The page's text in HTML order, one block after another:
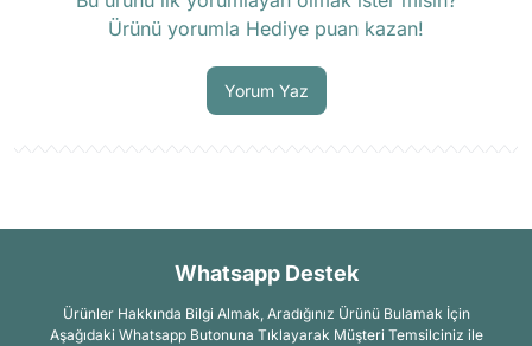
Ürünü yorumla Hediye puan kazan!
Yorum Yaz
Whatsapp Destek
Ürünler Hakkında Bilgi Almak, Aradığınız Ürünü Bulamak İçin
Aşağıdaki Whatsapp Butonuna Tıklayarak Müşteri Temsilciniz ile